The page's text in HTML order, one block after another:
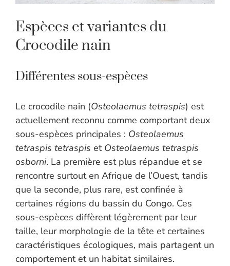
Espèces et variantes du
Crocodile nain
Différentes sous-espèces
Le crocodile nain (Osteolaemus tetraspis) est
actuellement reconnu comme comportant deux
sous-espèces principales : Osteolaemus
tetraspis tetraspis et Osteolaemus tetraspis
osborni. La première est plus répandue et se
rencontre surtout en Afrique de l’Ouest, tandis
que la seconde, plus rare, est confinée à
certaines régions du bassin du Congo. Ces
sous-espèces diffèrent légèrement par leur
taille, leur morphologie de la tête et certaines
caractéristiques écologiques, mais partagent un
comportement et un habitat similaires.